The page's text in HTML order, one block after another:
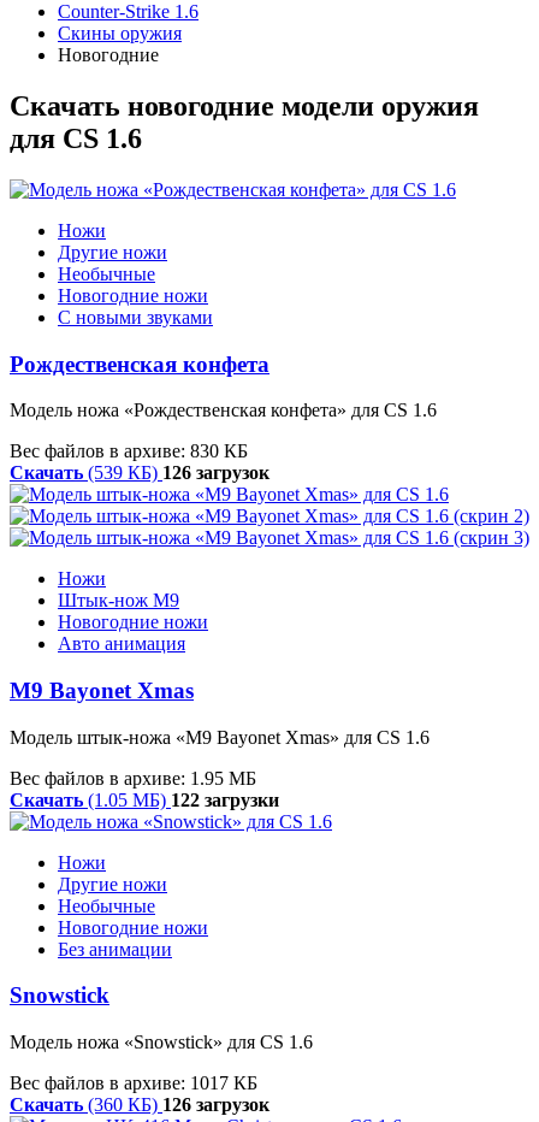
Counter-Strike 1.6
Скины оружия
Новогодние
Скачать новогодние модели оружия
для CS 1.6
Ножи
Другие ножи
Необычные
Новогодние ножи
С новыми звуками
Рождественская конфета
Модель ножа «Рождественская конфета» для CS 1.6
Вес файлов в архиве: 830 КБ
Скачать (539 КБ) 126 загрузок
Ножи
Штык-нож М9
Новогодние ножи
Авто анимация
M9 Bayonet Xmas
Модель штык-ножа «M9 Bayonet Xmas» для CS 1.6
Вес файлов в архиве: 1.95 МБ
Скачать (1.05 МБ) 122 загрузки
Ножи
Другие ножи
Необычные
Новогодние ножи
Без анимации
Snowstick
Модель ножа «Snowstick» для CS 1.6
Вес файлов в архиве: 1017 КБ
Скачать (360 КБ) 126 загрузок